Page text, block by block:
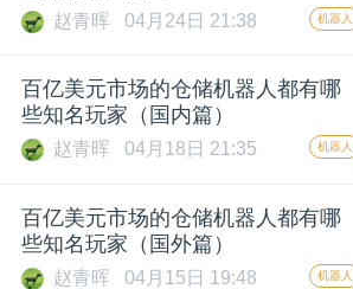
赵青晖 04月24日 21:38 机器人
百亿美元市场的仓储机器人都有哪
些知名玩家（国内篇）
赵青晖 04月18日 21:35 机器人
百亿美元市场的仓储机器人都有哪
些知名玩家（国外篇）
赵青晖 04月15日 19:48 机器人